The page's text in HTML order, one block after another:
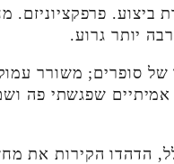
פרפקציוניזם.
יותר גרוע.
סופרים; משורר
שפגשתי פה
הדהדו הקירות את